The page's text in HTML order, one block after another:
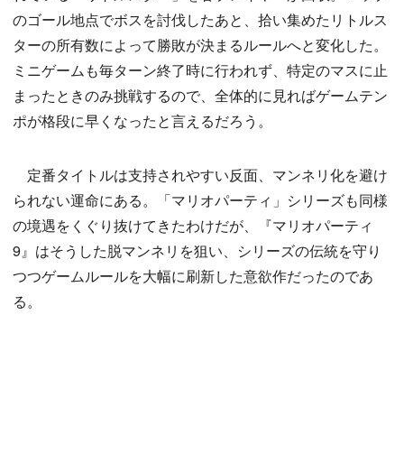
のゴール地点でボスを討伐したあと、拾い集めたリトルス
ターの所有数によって勝敗が決まるルールへと変化した。
ミニゲームも毎ターン終了時に行われず、特定のマスに止
まったときのみ挑戦するので、全体的に見ればゲームテン
ポが格段に早くなったと言えるだろう。
定番タイトルは支持されやすい反面、マンネリ化を避け
られない運命にある。「マリオパーティ」シリーズも同様
の境遇をくぐり抜けてきたわけだが、『マリオパーティ
9』はそうした脱マンネリを狙い、シリーズの伝統を守り
つつゲームルールを大幅に刷新した意欲作だったのであ
る。